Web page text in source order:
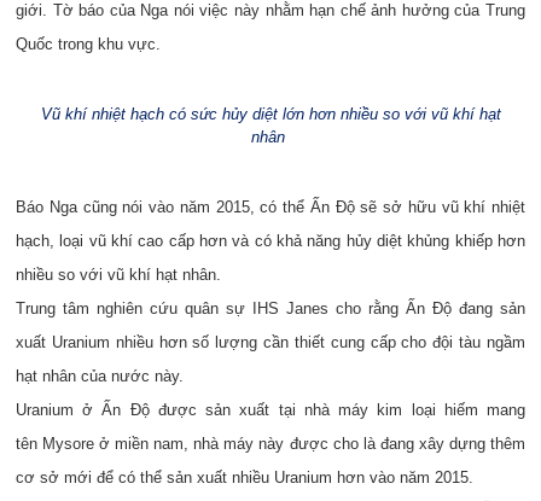
giới. Tờ báo của Nga nói việc này nhằm hạn chế ảnh hưởng của Trung
Quốc trong khu vực.
Vũ khí nhiệt hạch có sức hủy diệt lớn hơn nhiều so với vũ khí hạt
nhân
Báo Nga cũng nói vào năm 2015, có thể Ấn Độ sẽ sở hữu vũ khí nhiệt
hạch, loại vũ khí cao cấp hơn và có khả năng hủy diệt khủng khiếp hơn
nhiều so với vũ khí hạt nhân.
Trung tâm nghiên cứu quân sự IHS Janes cho rằng Ấn Độ đang sản
xuất Uranium nhiều hơn số lượng cần thiết cung cấp cho đội tàu ngầm
hạt nhân của nước này.
Uranium ở Ấn Độ được sản xuất tại nhà máy kim loại hiếm mang
tên Mysore ở miền nam, nhà máy này được cho là đang xây dựng thêm
cơ sở mới để có thể sản xuất nhiều Uranium hơn vào năm 2015.